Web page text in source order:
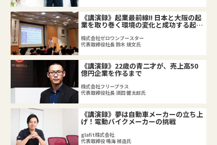
《講演録》起業最前線!! 日本と大阪の起
業を取り巻く環境の変化と成功する起業
家のポイントは!?
株式会社ゼロワンブースター
代表取締役社長 鈴木 規文氏
《講演録》22歳の青二才が、売上高50
億円企業を作るまで
株式会社フリープラス
代表取締役社長 須田 健太郎氏
《講演録》夢は自動車メーカーの立ち上
げ！電動バイクメーカーの挑戦
glafit株式会社
代表取締役 鳴海 禎造氏